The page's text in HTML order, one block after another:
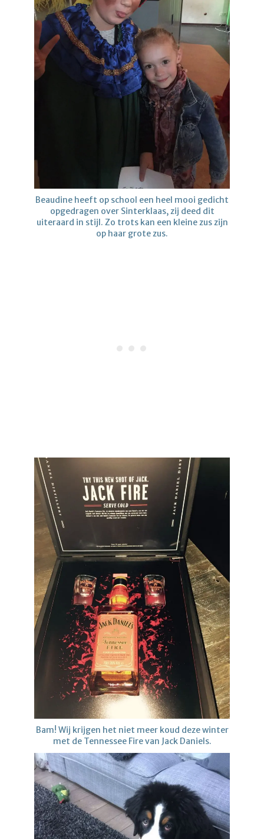
Beaudine heeft op school een heel mooi gedicht
opgedragen over Sinterklaas, zij deed dit
uiteraard in stijl. Zo trots kan een kleine zus zijn
op haar grote zus.
Bam! Wij krijgen het niet meer koud deze winter
met de Tennessee Fire van Jack Daniels.